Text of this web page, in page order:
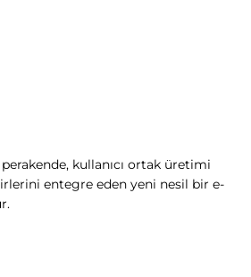
kullanıcı ortak üretimi
entegre eden yeni nesil bir e-